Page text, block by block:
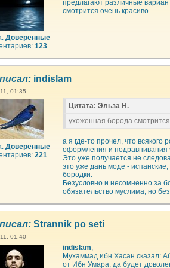
Доверенные
123
предлагают различные
смотрится очень красиво..
indislam
01:35
Доверенные
221
Цитата: Эльза Н.
ухоженная борода
а я где-то прочел, что
оформления и подравнивания
Это уже получается не
это уже дань моде -
бородки.
Безусловно и несомненно за
обязательство муслима, но
Strannik po seti
01:40
indislam,
Мухаммад ибн Хасан сказал:
от Ибн Умара, да будет